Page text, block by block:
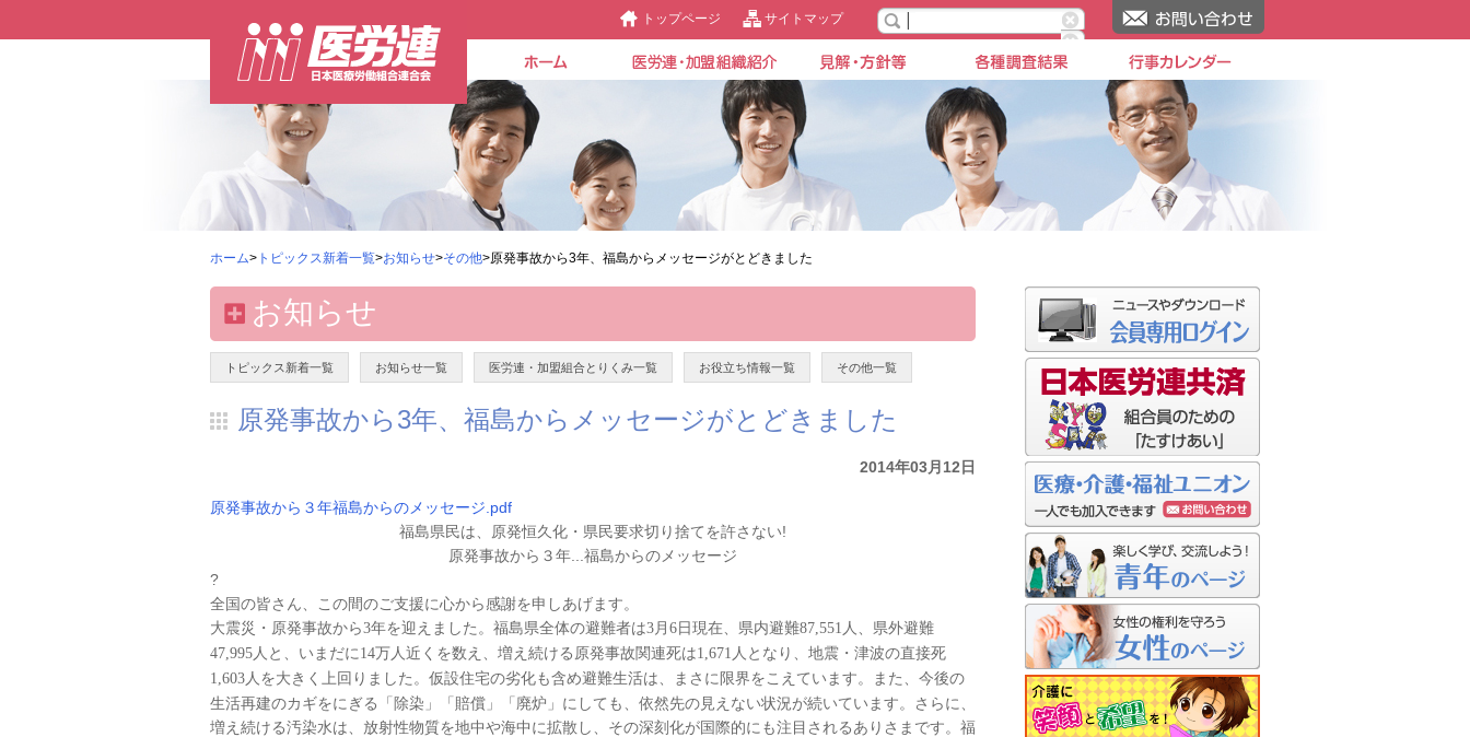
トップページ サイトマップ
ホーム> トピックス新着一覧>お知らせ>その他>原発事故から3年、福島からメッセージがとどきました
お知らせ
トピックス新着一覧 お知らせ一覧 医労連・加盟組合とりくみ一覧 お役立ち情報一覧 その他一覧
原発事故から3年、福島からメッセージがとどきました
2014年03月12日
原発事故から３年福島からのメッセージ.pdf
福島県民は、原発恒久化・県民要求切り捨てを許さない!
原発事故から３年...福島からのメッセージ
?
全国の皆さん、この間のご支援に心から感謝を申しあげます。
大震災・原発事故から3年を迎えました。福島県全体の避難者は3 月 6日現在、県内避難87,551 人、県外避難
47,995 人と、いまだに 14万人近くを数え、増え続ける原発事故関連死は1,671 人となり、地震・津波の直接死
1,603 人を大きく上回りました。仮設住宅の劣化も含め避難生活は、まさに限界をこえています。また、今後の
生活再建のカギをにぎる「除染」「賠償」「廃炉」にしても、依然先の見えない状況が続いています。さらに、
増え続ける汚染水は、放射性物質を地中や海中に拡散し、その深刻化が国際的にも注目されるありさまです。福